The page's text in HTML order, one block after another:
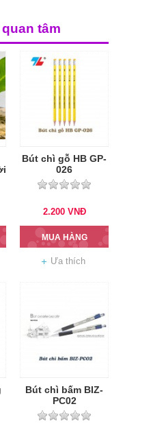
tâm
Bút chì gỗ HB GP-
026
2.200 VNĐ
MUA HÀNG
Ưa thích
Bút chì bấm BIZ-
PC02